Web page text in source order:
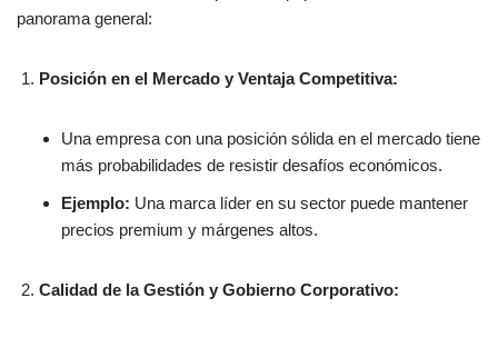
panorama general:
Posición en el Mercado y Ventaja Competitiva:
Una empresa con una posición sólida en el mercado tiene
más probabilidades de resistir desafíos económicos.
Ejemplo: Una marca líder en su sector puede mantener
precios premium y márgenes altos.
Calidad de la Gestión y Gobierno Corporativo: